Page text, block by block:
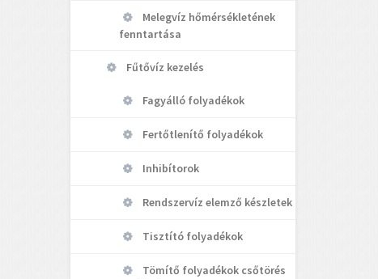
Melegvíz hőmérsékletének
fenntartása
Fűtővíz kezelés
Fagyálló folyadékok
Fertőtlenítő folyadékok
Inhibítorok
Rendszervíz elemző készletek
Tisztító folyadékok
Tömítő folyadékok csőtörés